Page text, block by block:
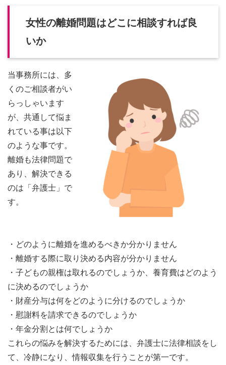
女性の離婚問題はどこに相談すれば良
いか
当事務所には、多
くのご相談者がい
らっしゃいます
が、共通して悩ま
れている事は以下
のような事です。
離婚も法律問題で
あり、解決できる
のは「弁護士」で
す。
・どのように離婚を進めるべきか分かりません
・離婚する際に取り決める内容が分かりません
・子どもの親権は取れるのでしょうか、養育費はどのよう
に決めるのでしょうか
・財産分与は何をどのように分けるのでしょうか
・慰謝料を請求できるのでしょうか
・年金分割とは何でしょうか
これらの悩みを解決するためには、弁護士に法律相談をし
て、冷静になり、情報収集を行うことが第一です。